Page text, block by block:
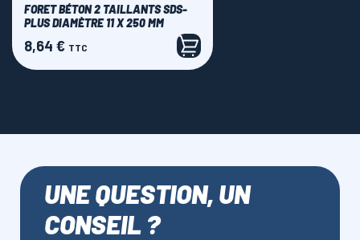
FORET BÉTON 2 TAILLANTS SDS-
PLUS DIAMÈTRE 11 X 250 MM
Prix
8,64 € TTC
UNE QUESTION, UN
CONSEIL ?